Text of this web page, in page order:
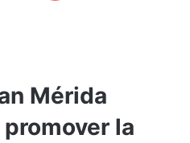
Mérida
la